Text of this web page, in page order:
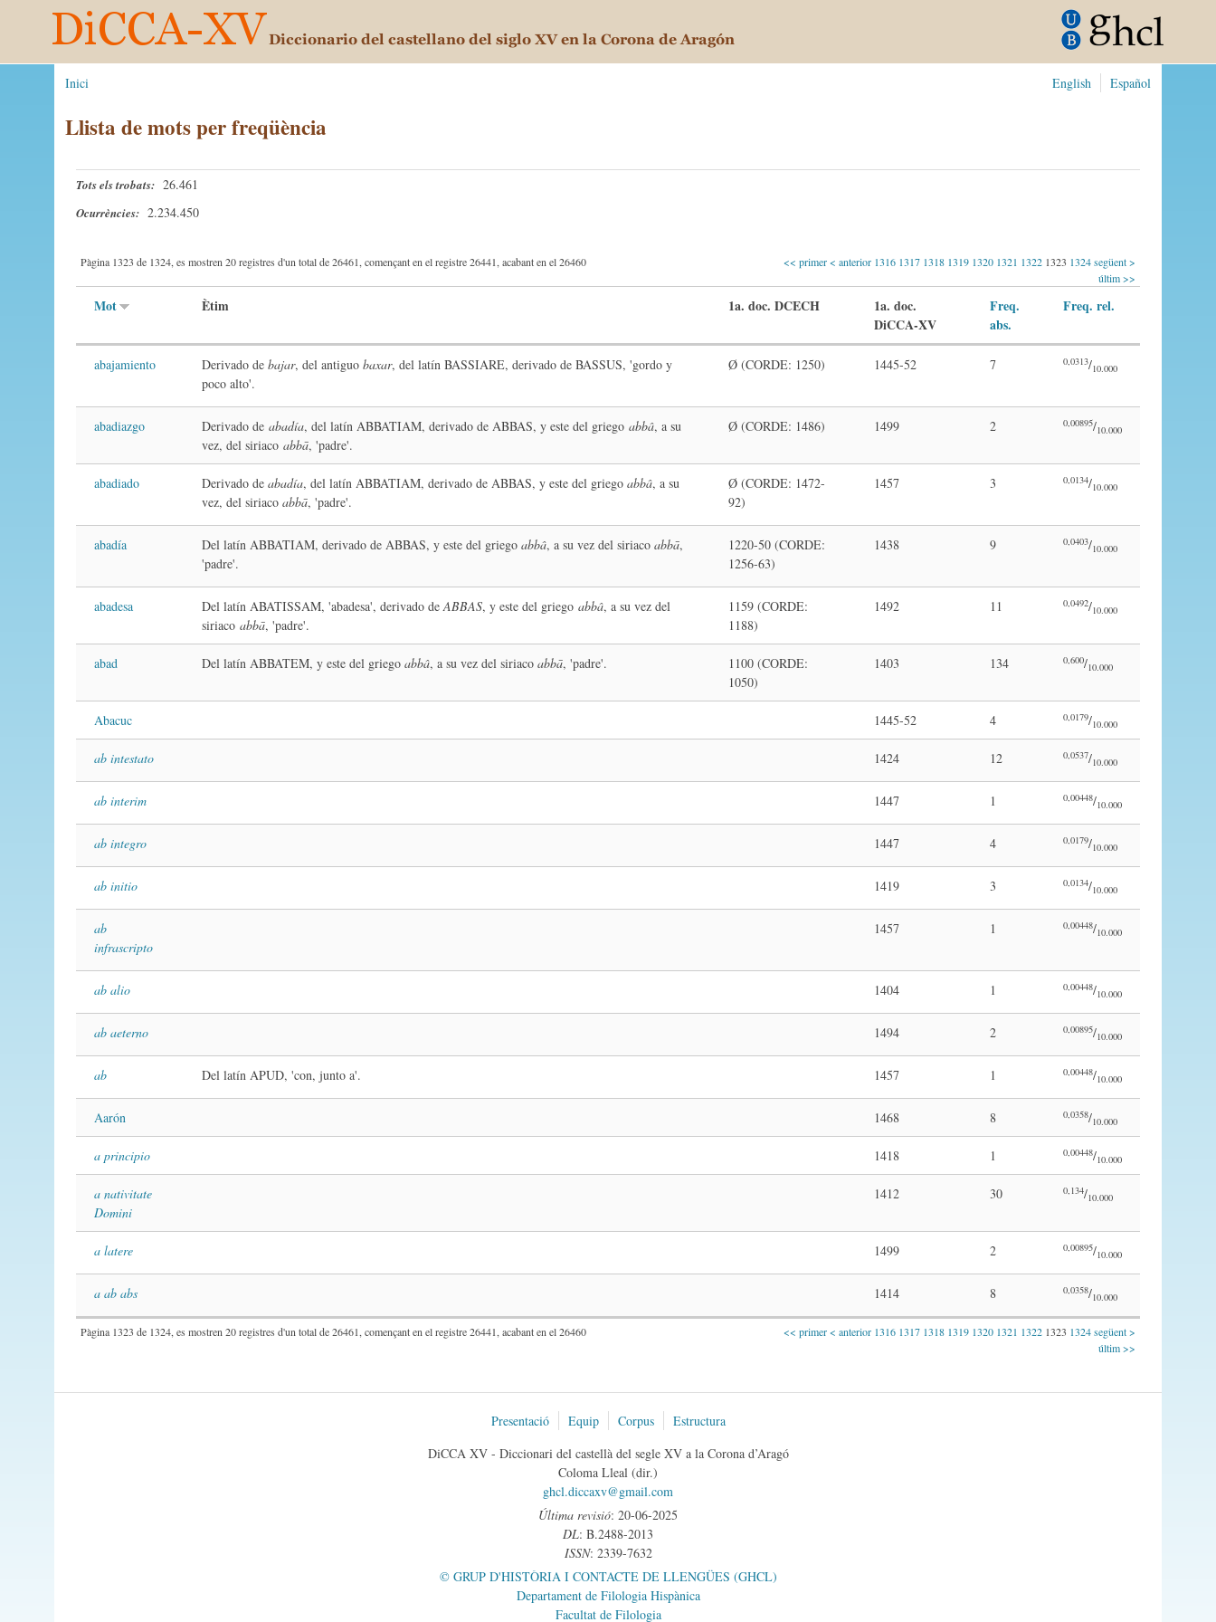
Inici Español
English
Llista de mots per freqüència
Tots els trobats: 26.461
Ocurrències: 2.234.450
Pàgina 1323 de 1324, es mostren 20 registres d'un total de 26461, començant en el registre 26441, acabant en el 26460 << primer< anterior 1316 1317 1318 1319 1320 1321 1322 1323 1324següent >
últim >>
Mot Ètim 1a. doc. DCECH
1a. doc.
DiCCA-XV
Freq.
abs.
Freq. rel.
abajamiento Derivado de bajar, del antiguo baxar, del latín BASSIARE, derivado de BASSUS, 'gordo y
poco alto'.
Ø (CORDE: 1250) 1445-52 7 0,0313/10.000
abadiazgo Derivado de abadía, del latín ABBATIAM, derivado de ABBAS, y este del griego abbâ, a su
vez, del siriaco abbā, 'padre'.
Ø (CORDE: 1486) 1499 2 0,00895/10.000
abadiado Derivado de abadía, del latín ABBATIAM, derivado de ABBAS, y este del griego abbâ, a su
vez, del siriaco abbā, 'padre'.
Ø (CORDE: 1472-
92)
1457 3 0,0134/10.000
abadía Del latín ABBATIAM, derivado de ABBAS, y este del griego abbâ, a su vez del siriaco abbā,
'padre'.
1220-50 (CORDE:
1256-63)
1438 9 0,0403/10.000
abadesa Del latín ABATISSAM, 'abadesa', derivado deABBAS, y este del griego abbâ, a su vez del
siriaco abbā, 'padre'.
1159 (CORDE:
1188)
1492 11 0,0492/10.000
abad Del latín ABBATEM, y este del griego abbâ, a su vez del siriaco abbā, 'padre'.
1100 (CORDE:
1050)
1403 134 0,600/10.000
Abacuc 1445-52 4 0,0179/10.000
ab intestato 1424 12 0,0537/10.000
ab interim 1447 1 0,00448/10.000
ab integro 1447 4 0,0179/10.000
ab initio 1419 3 0,0134/10.000
ab
infrascripto
1457 1 0,00448/10.000
ab alio 1404 1 0,00448/10.000
ab aeterno 1494 2 0,00895/10.000
ab Del latín APUD, 'con, junto a'. 1457 1 0,00448/10.000
Aarón 1468 8 0,0358/10.000
a principio 1418 1 0,00448/10.000
a nativitate
Domini
1412 30 0,134/10.000
a latere 1499 2 0,00895/10.000
a ab abs 1414 8 0,0358/10.000
Pàgina 1323 de 1324, es mostren 20 registres d'un total de 26461, començant en el registre 26441, acabant en el 26460 << primer< anterior 1316 1317 1318 1319 1320 1321 1322 1323 1324següent >
últim >>
Presentació Equip Corpus
Estructura
DiCCA XV - Diccionari del castellà del segle XV a la Corona d’Aragó
Coloma Lleal (dir.)
ghcl.diccaxv@gmail.com
Última revisió: 20-06-2025
DL: B.2488-2013
ISSN: 2339-7632
© GRUP D'HISTÒRIA I CONTACTE DE LLENGÜES (GHCL)
Departament de Filologia Hispànica
Facultat de Filologia